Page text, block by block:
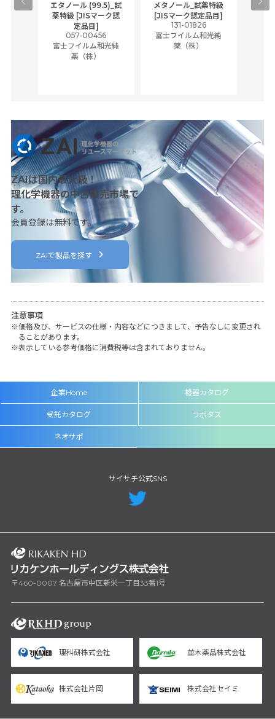
エタノール (99.5)_試
薬特級 [JISマーク認
定品目]
057-00456
富士フイルム和光純
薬（株）
メタノール_試薬特級
[JISマーク認定品目]
131-01826
富士フイルム和光純
薬（株）
ア
ZAIは国内最大級！
理化学機器の中古販売市場で
す。
会員登録は無料です。
ZAIで製品を探す
注意事項
価格及び、サービスの仕様・内容などにつきまして、予告なしに変更され
ることがあります。
表示している参考価格に消費税等は含まれておりません。
企業Home 機器カタログ
受託カタログ ラボタス
ネオサポ
サイサチ公式SNS
〒460-0007 名古屋市中区新栄一丁目33番1号
理科研株式会社 並木薬品株式会社
株式会社片岡 株式会社セイミ